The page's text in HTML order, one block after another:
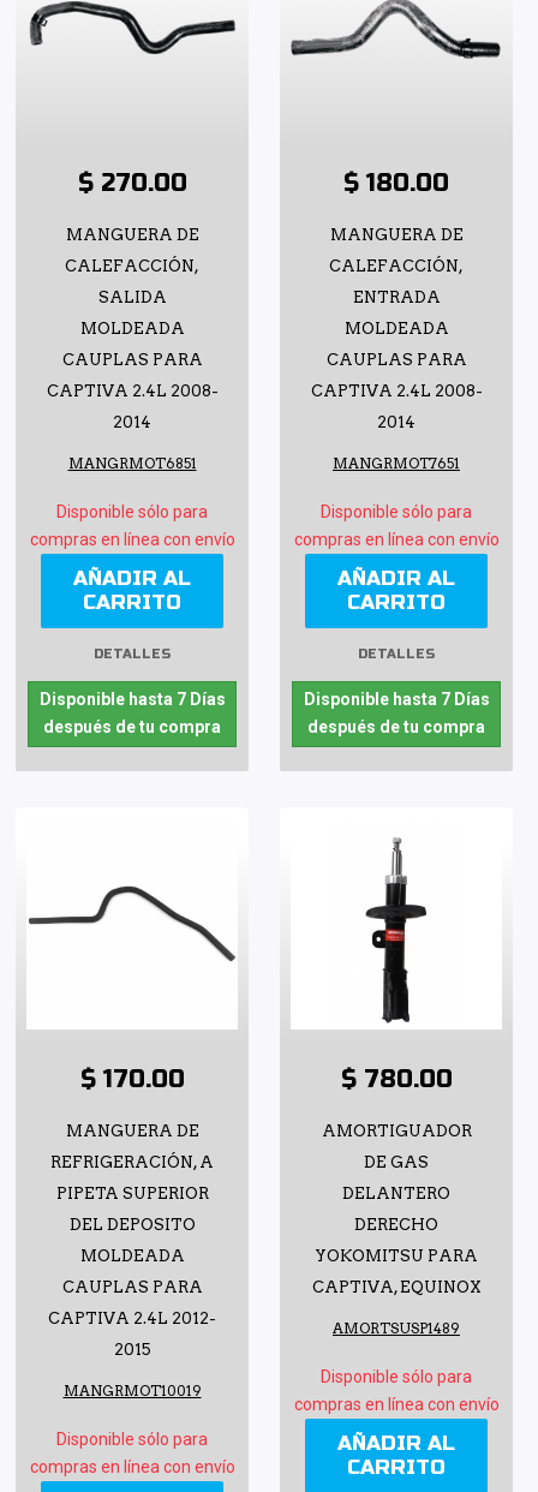
$ 270.00
MANGUERA DE
CALEFACCIÓN,
SALIDA
MOLDEADA
CAUPLAS PARA
CAPTIVA 2.4L 2008-
2014
MANGRMOT6851
Disponible sólo para
compras en línea con envío
AÑADIR AL
CARRITO
DETALLES
Disponible hasta 7 Días
después de tu compra
$ 180.00
MANGUERA DE
CALEFACCIÓN,
ENTRADA
MOLDEADA
CAUPLAS PARA
CAPTIVA 2.4L 2008-
2014
MANGRMOT7651
Disponible sólo para
compras en línea con envío
AÑADIR AL
CARRITO
DETALLES
Disponible hasta 7 Días
después de tu compra
$ 170.00
MANGUERA DE
REFRIGERACIÓN, A
PIPETA SUPERIOR
DEL DEPOSITO
MOLDEADA
CAUPLAS PARA
CAPTIVA 2.4L 2012-
2015
MANGRMOT10019
Disponible sólo para
compras en línea con envío
$ 780.00
AMORTIGUADOR
DE GAS
DELANTERO
DERECHO
YOKOMITSU PARA
CAPTIVA, EQUINOX
AMORTSUSP1489
Disponible sólo para
compras en línea con envío
AÑADIR AL
CARRITO